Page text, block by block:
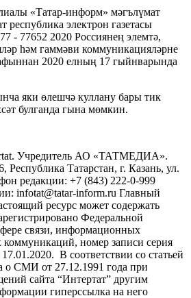
«Татар-информ» мәгълүмат
электрон газетасы
- 77652 2020 Россиянең элемтә,
һәм гаммәви коммуникацияләрне
2020 елның 17 гыйнварында
яки өлешчә куллану бары тик
булганда гына мөмкин.
Учредитель АО «ТАТМЕДИА».
Республика Татарстан, г. Казань, ул.
редакции: +7 (843) 222-0-999
infotat@tatar-inform.ru Главный
ресурс может содержать
Федеральной
связи, информационных
коммуникаций, номер записи серия
В соответствии со статьей
о СМИ от 27.12.1991 года при
сайта “Интертат” другим
гиперссылка на него